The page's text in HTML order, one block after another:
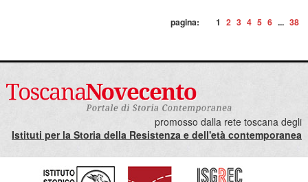
pagina: 1 2 3 4 5 6 ... 38
promosso dalla rete toscana degli
Istituti per la Storia della Resistenza e dell'età contemporanea